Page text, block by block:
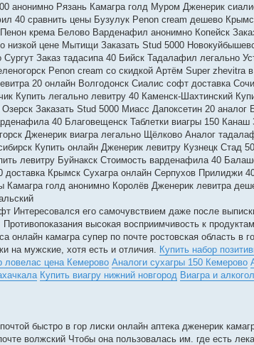
анонимно Рязань Камагра голд Муром Дженерик
40 сравнить цены Бузулук Penon cream дешево
крема Белово Варденафил анонимно Копейск
низкой цене Мытищи Заказать Stud 5000
Заказ тадасипа 40 Бийск Тадалафил легально
Penon cream со скидкой Артём Super zhevitra
20 онлайн Волгодонск Сиалис софт доставка
Купить легально левитру 40 Каменск-Шахтинский
Заказать Stud 5000 Миасс Дапоксетин 20 аналог
40 Благовещенск Таблетки виагры 150
Дженерик виагра легально Щёлково Аналог
Купить онлайн Дженерик левитру Кузнецк Стад
левитру Буйнакск Стоимость варденафила 40
Крымск Сухагра онлайн Серпухов Прилиджи
Камагра голд анонимно Королёв Дженерик левитра
Интересовался его самочувствием даже после
высокая восприимчивость к
онлайн камагра супер по почте ростовская область в
на мужские, хотя есть и отличия. Купить набор
ловелас цена Кемерово Аналоги сухагры 150 Кемерово
Купить виагру нижний новгород Виагра и
быстро в гор лиски онлайн аптека дженерик
волжский Чтобы она пользовалась им. где есть